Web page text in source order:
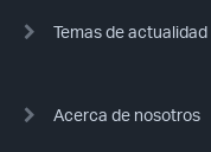
Temas de actualidad
Acerca de nosotros